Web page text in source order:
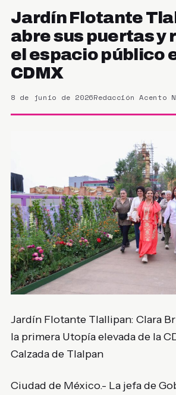
Jardín Flotante
abre sus puertas y
el espacio público
CDMX
8 de junio de 2026Redacción Acento
Jardín Flotante Tlallipan: Clara
la primera Utopía elevada de la
Calzada de Tlalpan
Ciudad de México.- La jefa de